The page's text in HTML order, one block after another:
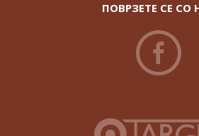
ПОВРЗЕТЕ СЕ СО